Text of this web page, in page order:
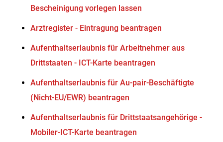
Bescheinigung vorlegen lassen
Arztregister - Eintragung beantragen
Aufenthaltserlaubnis für Arbeitnehmer aus
Drittstaaten - ICT-Karte beantragen
Aufenthaltserlaubnis für Au-pair-Beschäftigte
(Nicht-EU/EWR) beantragen
Aufenthaltserlaubnis für Drittstaatsangehörige -
Mobiler-ICT-Karte beantragen